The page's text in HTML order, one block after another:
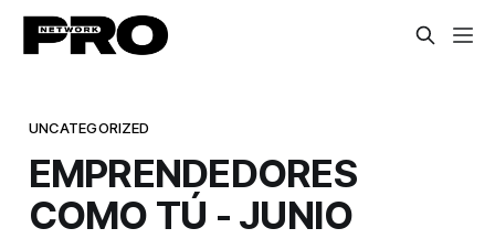
UNCATEGORIZED
EMPRENDEDORES
COMO TÚ - JUNIO